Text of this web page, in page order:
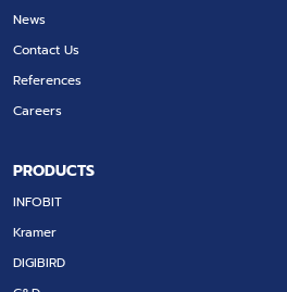
News
Contact Us
References
Careers
PRODUCTS
INFOBIT
Kramer
DIGIBIRD